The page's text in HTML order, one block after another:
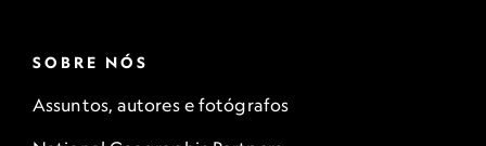
SOBRE NÓS
Assuntos, autores e fotógrafos